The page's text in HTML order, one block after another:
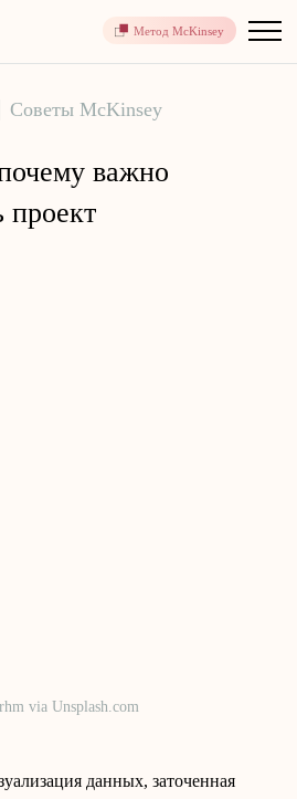
Метод McKinsey
Советы McKinsey
важно
проект
via Unsplash.com
данных, заточенная